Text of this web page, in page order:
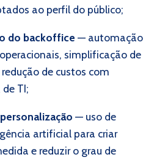
ao perfil do público;
do backoffice — automação
simplificação de
de custos com
TI;
— uso de
artificial para criar
e reduzir o grau de